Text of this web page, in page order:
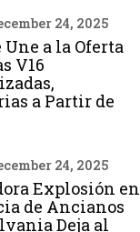
24, 2025
Une a la Oferta
V16
a Partir de
24, 2025
Explosión en
de Ancianos
Deja al